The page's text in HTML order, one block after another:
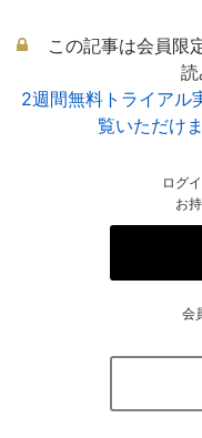
この記事は会員限
読
2週間無料トライアル
覧いただけ
ログ
お
会